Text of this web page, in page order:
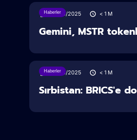
Haberler
28/06/2025 < 1 M
Gemini, MSTR
Haberler
28/06/2025 < 1 M
Sırbistan: BRICS'e